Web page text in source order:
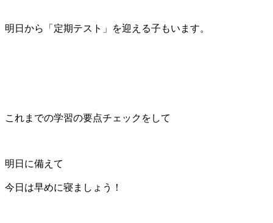
明日から「定期テスト」を迎える子もいます。
これまでの学習の要点チェックをして
明日に備えて
今日は早めに寝ましょう！